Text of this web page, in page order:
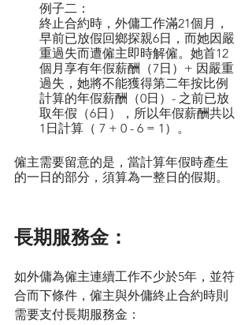
例子二：
終止合約時，外傭工作滿21個月，
早前已放假回鄉探親6日，而她因嚴
重過失而遭僱主即時解僱。她首12
個月享有年假薪酬（7日）+ 因嚴重
過失，她將不能獲得第二年按比例
計算的年假薪酬（0日）- 之前已放
取年假（6日），所以年假薪酬共以
1日計算（ 7 + 0 - 6 = 1）。
僱主需要留意的是，當計算年假時產生
的一日的部分，須算為一整日的假期。
長期服務金：
如外傭為僱主連續工作不少於5年，並符
合而下條件，僱主與外傭終止合約時則
需要支付長期服務金：